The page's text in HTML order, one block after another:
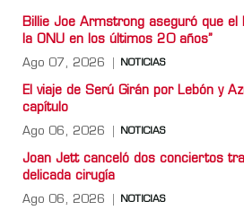
Billie Joe Armstrong aseguró que el
la ONU en los últimos 20 años”
Ago 07, 2026 NOTICIAS
El viaje de Serú Girán por Lebón y
capítulo
Ago 06, 2026 NOTICIAS
Joan Jett canceló dos conciertos
delicada cirugía
Ago 06, 2026 NOTICIAS